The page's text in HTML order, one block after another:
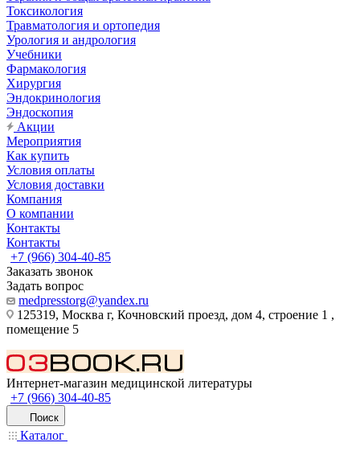
Токсикология
Травматология и ортопедия
Урология и андрология
Учебники
Фармакология
Хирургия
Эндокринология
Эндоскопия
Акции
Мероприятия
Как купить
Условия оплаты
Условия доставки
Компания
О компании
Контакты
Контакты
+7 (966) 304-40-85
Заказать звонок
Задать вопрос
medpresstorg@yandex.ru
125319, Москва г, Кочновский проезд, дом 4, строение 1 ,
помещение 5
Интернет-магазин медицинской литературы
+7 (966) 304-40-85
Поиск
Каталог